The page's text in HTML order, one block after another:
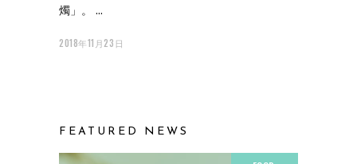
燭」。
2018年11月23日
FEATURED NEWS